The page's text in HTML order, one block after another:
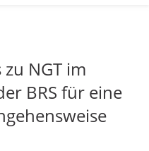
zu NGT im
BRS für eine